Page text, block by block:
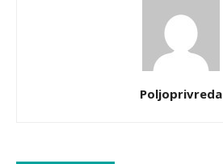
Poljoprivreda